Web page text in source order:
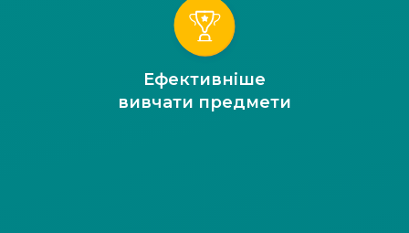
Ефективніше
вивчати предмети